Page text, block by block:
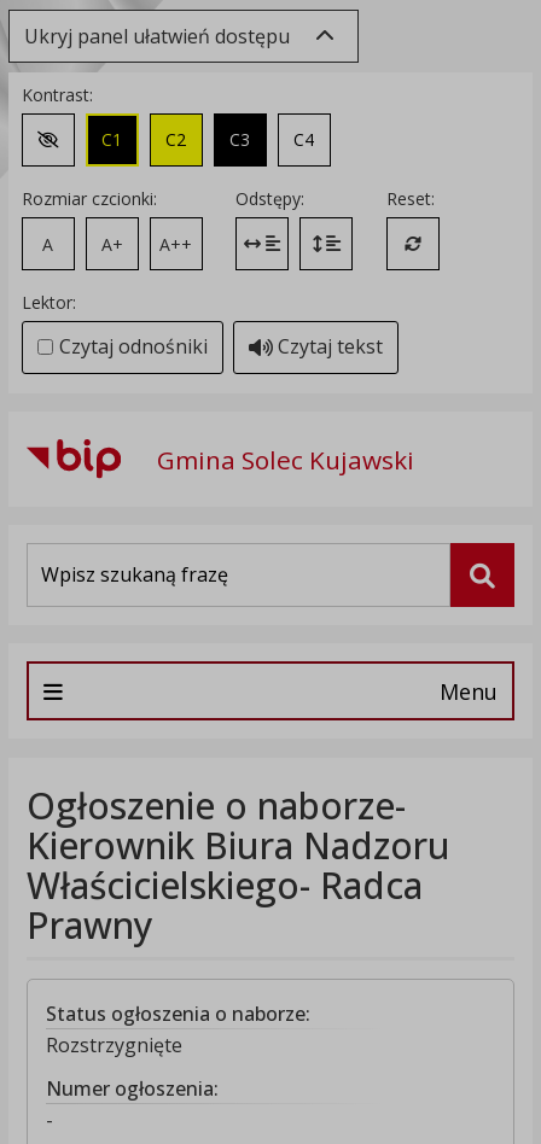
Ukryj panel ułatwień dostępu
Kontrast:
Zmień kontrast na domyślny
C1 C2 C3 C4
Rozmiar czcionki:
A
A+ A++
Odstępy:
Zmień odstęp między literami
Zmień interlinię i margines
Reset:
Przywróć
Lektor:
Czytaj odnośniki Czytaj tekst
Gmina Solec Kujawski
Menu
Ogłoszenie o naborze-
Kierownik Biura Nadzoru
Właścicielskiego- Radca
Prawny
Status ogłoszenia o naborze:
Rozstrzygnięte
Numer ogłoszenia:
-